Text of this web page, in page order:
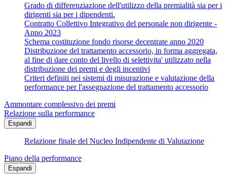
Grado di differenziazione dell'utilizzo della premialità sia per i
dirigenti sia per i dipendenti.
Contratto Collettivo Integrativo del personale non dirigente -
Anno 2023
Schema costituzione fondo risorse decentrate anno 2020
Distribuzione del trattamento accessorio, in forma aggregata,
al fine di dare conto del livello di selettivita' utilizzato nella
distribuzione dei premi e degli incentivi
Criteri definiti nei sistemi di misurazione e valutazione della
performance per l'assegnazione del trattamento accessorio
Ammontare complessivo dei premi
Relazione sulla performance
Espandi
Relazione finale del Nucleo Indipendente di Valutazione
Piano della performance
Espandi